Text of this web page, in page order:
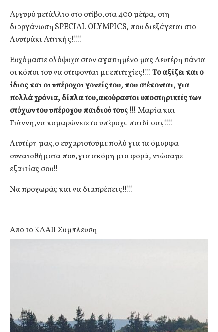
Αργυρό μετάλλιο στο στίβο,στα 400 μέτρα, στη
διοργάνωση SPECIAL OLYMPICS, που διεξάγεται στο
Λουτράκι Αττικής!!!!!
Ευχόμαστε ολόψυχα στον αγαπημένο μας Λευτέρη πάντα
οι κόποι του να στέφονται με επιτυχίες!!!! Το αξίζει και ο
ίδιος και οι υπέροχοι γονείς του, που στέκονται, για
πολλά χρόνια, δίπλα του,ακούραστοι υποστηρικτές των
στόχων του υπέροχου παιδιού τους !!!Μαρία και
Γιάννη,να καμαρώνετε το υπέροχο παιδί σας!!!!
Λευτέρη μας,σ ευχαριστούμε πολύ για τα όμορφα
συναισθήματα που,για ακόμη μια φορά, νιώσαμε
εξαιτίας σου!!
Να προχωράς και να διαπρέπεις!!!!!
Από το ΚΔΑΠ Συμπλευση